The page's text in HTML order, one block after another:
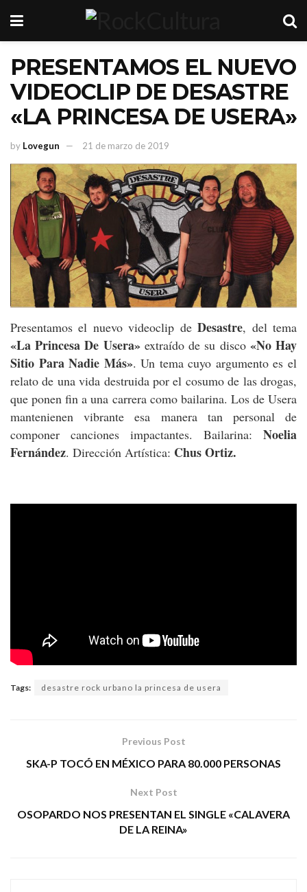
PRESENTAMOS EL NUEVO
VIDEOCLIP DE DESASTRE
«LA PRINCESA DE USERA»
by Lovegun 21 de marzo de 2019
Presentamos el nuevo videoclip deDesastre, del tema
«La Princesa De Usera»extraído de su disco «No Hay
Sitio Para Nadie Más». Un tema cuyo argumento es el
relato de una vida destruida por el cosumo de las drogas,
que ponen fin a una carrera como bailarina. Los de Usera
mantenienen vibrante esa manera tan personal de
componer canciones impactantes. Bailarina: Noelia
Fernández. Dirección Artística: Chus Ortiz.
Tags: desastre rock urbano la princesa de usera
Previous Post
SKA-P TOCÓ EN MÉXICO PARA 80.000 PERSONAS
Next Post
OSOPARDO NOS PRESENTAN EL SINGLE «CALAVERA
DE LA REINA»